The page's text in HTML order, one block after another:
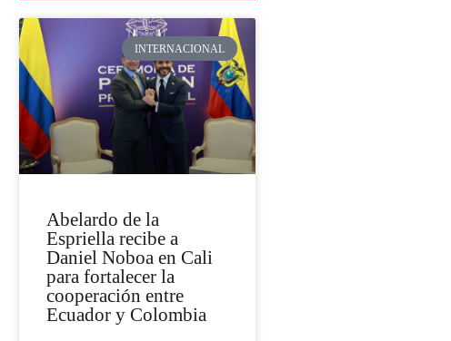
INTERNACIONAL
Abelardo de la
Espriella recibe a
Daniel Noboa en Cali
para fortalecer la
cooperación entre
Ecuador y Colombia